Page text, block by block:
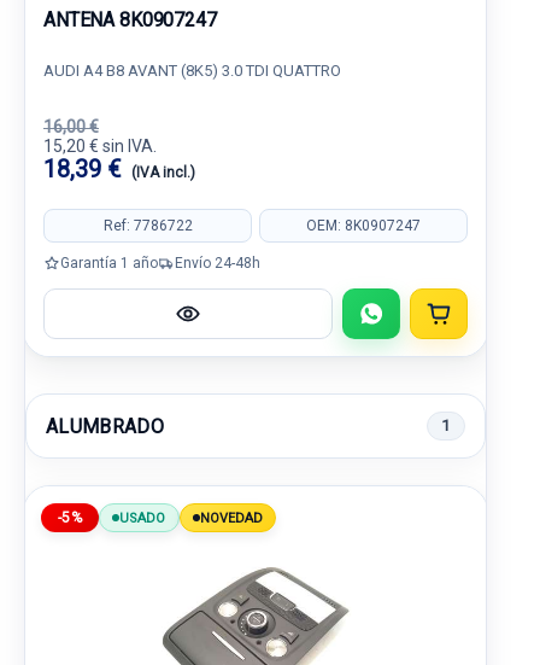
ANTENA 8K0907247
AUDI A4 B8 AVANT (8K5) 3.0 TDI QUATTRO
16,00 €
15,20 € sin IVA.
18,39 € (IVA incl.)
Ref: 7786722 OEM: 8K0907247
Garantía 1 año Envío 24-48h
ALUMBRADO 1
-5% USADO NOVEDAD